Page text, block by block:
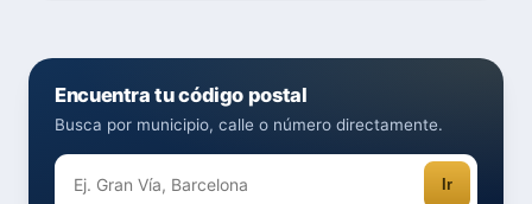
Encuentra tu código postal
Busca por municipio, calle o número directamente.
Ir